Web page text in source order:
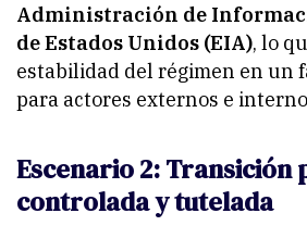
Administración de
de Estados Unidos (EIA), lo
estabilidad del régimen en un
para actores externos e
Escenario 2:
controlada y tutelada